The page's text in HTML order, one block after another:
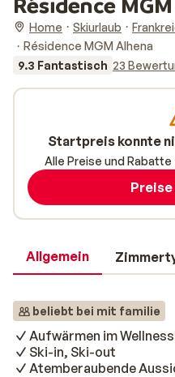
Home Skiurlaub
Résidence MGM Alhena
9.3 Fantastisch 23
Allgemein
beliebt bei mit familie
Aufwärmen im
Ski-in, Ski-out
Atemberaubende
Startpreis konnte
Alle Preise und
Preise